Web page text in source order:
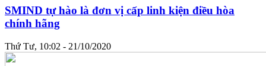
SMIND tự hào là đơn vị cấp linh kiện điều hòa
chính hãng
Thứ Tư, 10:02 - 21/10/2020